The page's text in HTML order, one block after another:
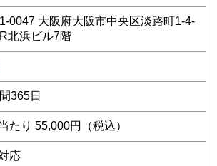
0047 大阪府大阪市中央区淡路町1-4-
北浜ビル7階
365日
たり 55,000円（税込）
応